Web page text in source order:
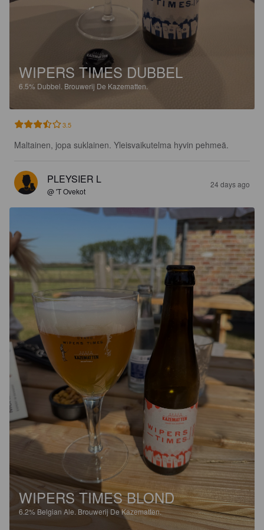
WIPERS TIMES DUBBEL
6.5% Dubbel. Brouwerij De Kazematten.
3.5
Maltainen, jopa suklainen. Yleisvaikutelma hyvin pehmeä.
PLEYSIER L
@ 'T Ovekot
24 days ago
WIPERS TIMES BLOND
6.2% Belgian Ale. Brouwerij De Kazematten.